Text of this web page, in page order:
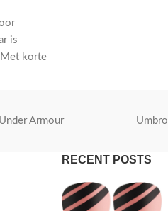
is
korte
Under Armour Umbro
RECENT POSTS